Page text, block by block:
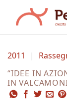
contenuti
2011 |
“IDEE IN
IN